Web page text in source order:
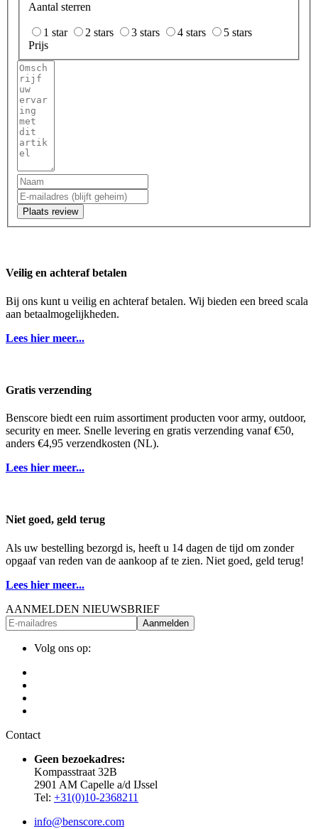
Aantal sterren
1 star 2 stars 3 stars 4 stars
5 stars
Prijs
Plaats review
Veilig en achteraf betalen
Bij ons kunt u veilig en achteraf betalen. Wij bieden een breed scala
aan betaalmogelijkheden.
Lees hier meer...
Gratis verzending
Benscore biedt een ruim assortiment producten voor army, outdoor,
security en meer. Snelle levering en gratis verzending vanaf €50,
anders €4,95 verzendkosten (NL).
Lees hier meer...
Niet goed, geld terug
Als uw bestelling bezorgd is, heeft u 14 dagen de tijd om zonder
opgaaf van reden van de aankoop af te zien. Niet goed, geld terug!
Lees hier meer...
AANMELDEN NIEUWSBRIEF
Aanmelden
Volg ons op:
Contact
Geen bezoekadres:
Kompasstraat 32B
2901 AM Capelle a/d IJssel
Tel: +31(0)10-2368211
info@benscore.com